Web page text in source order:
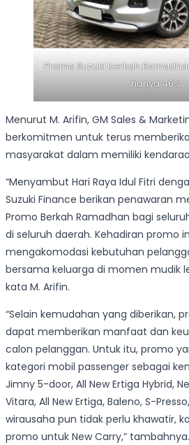
Promo Suzuki berkah
hanya 40%
Menurut M. Arifin, GM Sales &
berkomitmen untuk terus
masyarakat dalam memiliki
“Menyambut Hari Raya Idul Fitri
Suzuki Finance berikan penawaran
Promo Berkah Ramadhan bagi
di seluruh daerah. Kehadiran promo
mengakomodasi kebutuhan
bersama keluarga di momen mudik
kata M. Arifin.
“Selain kemudahan yang diberikan,
dapat memberikan manfaat dan
calon pelanggan. Untuk itu, promo
kategori mobil passenger sebagai
Jimny 5-door, All New Ertiga Hybrid,
Vitara, All New Ertiga, Baleno, S-
wirausaha pun tidak perlu khawatir,
promo untuk New Carry,” tambahnya.